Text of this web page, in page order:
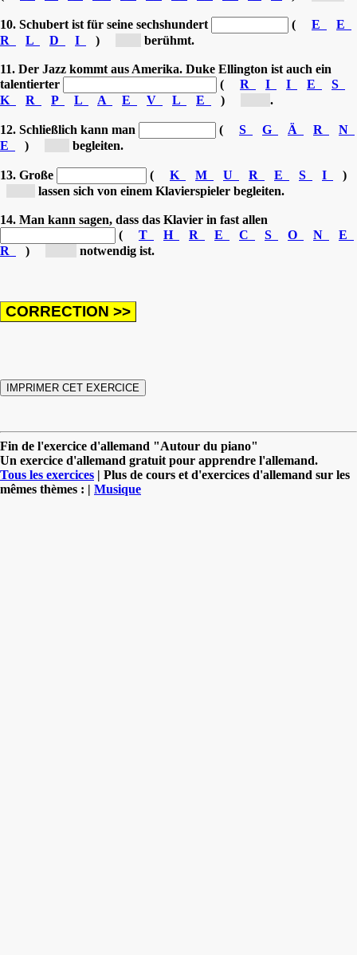
10. Schubert ist für seine sechshundert ( E
E
R
L D I ) berühmt.
11. Der Jazz kommt aus Amerika. Duke Ellington ist auch ein
talentierter
( R I I E
S
K
R P L A E V L E ) .
12. Schließlich kann man ( S G Ä R
N
E
) begleiten.
13. Große ( K M U R E S I
)
lassen sich von einem Klavierspieler begleiten.
14. Man kann sagen, dass das Klavier in fast allen
(
T H R E C S O N
E
R
) notwendig ist.
Fin de l'exercice d'allemand "Autour du piano"
Un exercice d'allemand gratuit pour apprendre l'allemand.
Tous les exercices | Plus de cours et d'exercices d'allemand sur les
mêmes thèmes : | Musique